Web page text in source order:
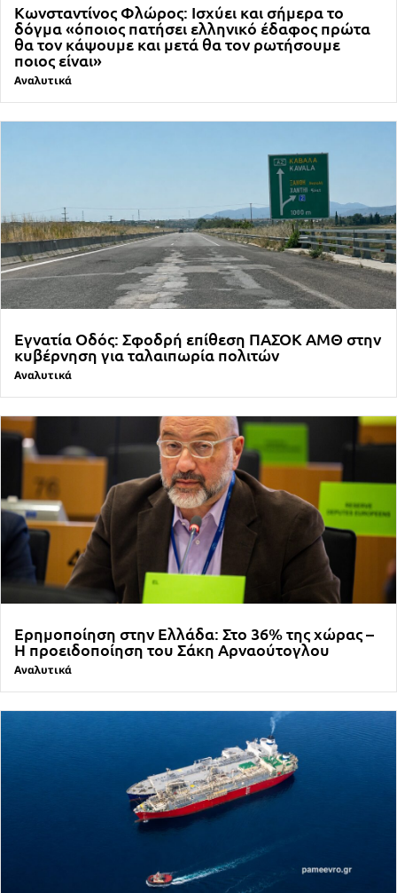
Κωνσταντίνος Φλώρος: Ισχύει και σήμερα το
δόγμα «όποιος πατήσει ελληνικό έδαφος πρώτα
θα τον κάψουμε και μετά θα τον ρωτήσουμε
ποιος είναι»
Αναλυτικά
Εγνατία Οδός: Σφοδρή επίθεση ΠΑΣΟΚ ΑΜΘ στην
κυβέρνηση για ταλαιπωρία πολιτών
Αναλυτικά
Ερημοποίηση στην Ελλάδα: Στο 36% της χώρας –
Η προειδοποίηση του Σάκη Αρναούτογλου
Αναλυτικά